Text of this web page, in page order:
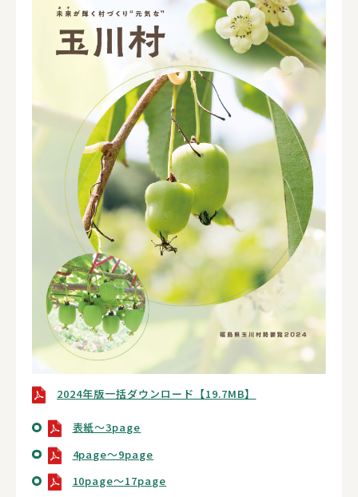
2024年版一括ダウンロード【19.7MB】
表紙～3page
4page～9page
10page～17page